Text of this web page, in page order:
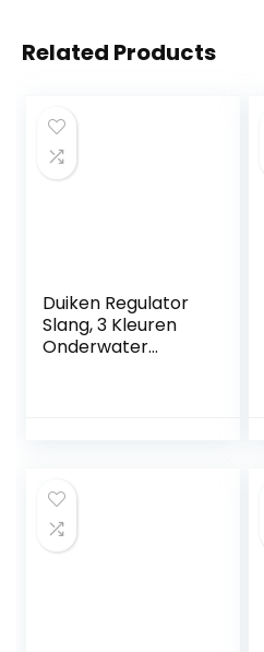
Related Products
Duiken Regulator
Slang, 3 Kleuren
Onderwater